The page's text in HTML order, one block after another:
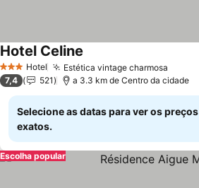
3 EstrelasHotel Estética vintage charmosa
Hotel Celine
7,4 521 a 3.3 km de Centro da cidade
Selecione as datas para ver os preços
exatos.
Escolha popular